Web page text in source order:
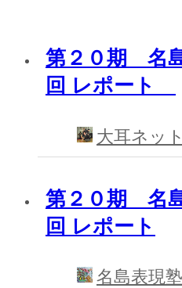
第２０期 名
回 レポート
大耳ネッ
第２０期 名
回 レポート
名島表現